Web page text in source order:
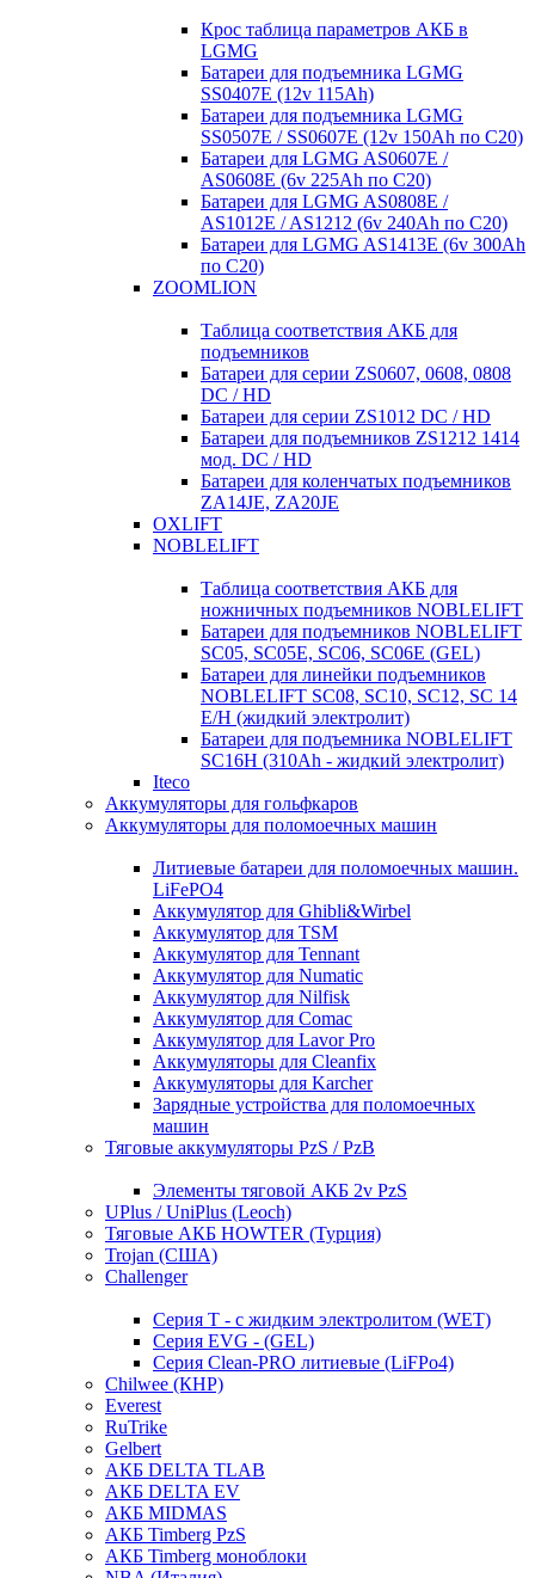
Крос таблица параметров АКБ в
LGMG
Батареи для подъемника LGMG
SS0407E (12v 115Ah)
Батареи для подъемника LGMG
SS0507E / SS0607E (12v 150Ah по С20)
Батареи для LGMG AS0607E /
AS0608E (6v 225Ah по С20)
Батареи для LGMG AS0808E /
AS1012E / AS1212 (6v 240Ah по С20)
Батареи для LGMG AS1413E (6v 300Ah
по С20)
ZOOMLION
Таблица соответствия АКБ для
подъемников
Батареи для серии ZS0607, 0608, 0808
DC / HD
Батареи для серии ZS1012 DC / HD
Батареи для подъемников ZS1212 1414
мод. DC / HD
Батареи для коленчатых подъемников
ZA14JE, ZA20JE
OXLIFT
NOBLELIFT
Таблица соответствия АКБ для
ножничных подъемников NOBLELIFT
Батареи для подъемников NOBLELIFT
SC05, SC05E, SC06, SC06E (GEL)
Батареи для линейки подъемников
NOBLELIFT SC08, SC10, SC12, SC 14
E/H (жидкий электролит)
Батареи для подъемника NOBLELIFT
SC16H (310Ah - жидкий электролит)
Iteco
Аккумуляторы для гольфкаров
Аккумуляторы для поломоечных машин
Литиевые батареи для поломоечных машин.
LiFePO4
Аккумулятор для Ghibli&Wirbel
Аккумулятор для TSM
Аккумулятор для Tennant
Аккумулятор для Numatic
Аккумулятор для Nilfisk
Аккумулятор для Comac
Аккумулятор для Lavor Pro
Аккумуляторы для Cleanfix
Аккумуляторы для Karcher
Зарядные устройства для поломоечных
машин
Тяговые аккумуляторы PzS / PzB
Элементы тяговой АКБ 2v PzS
UPlus / UniPlus (Leoch)
Тяговые АКБ HOWTER (Турция)
Trojan (США)
Challenger
Серия T - с жидким электролитом (WET)
Серия EVG - (GEL)
Серия Clean-PRO литиевые (LiFPo4)
Chilwee (КНР)
Everest
RuTrike
Gelbert
АКБ DELTA TLAB
АКБ DELTA EV
АКБ MIDMAS
АКБ Timberg PzS
АКБ Timberg моноблоки